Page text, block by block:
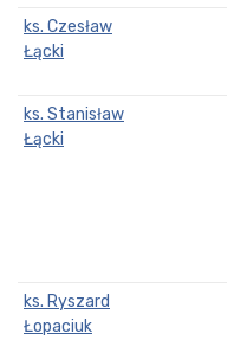
ks. Czesław
Łącki
ks. Stanisław
Łącki
ks. Ryszard
Łopaciuk